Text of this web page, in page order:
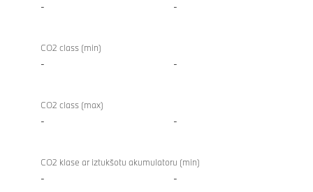
- -
CO2 class (min)
- -
CO2 class (max)
- -
CO2 klase ar iztukšotu akumulatoru (min)
- -